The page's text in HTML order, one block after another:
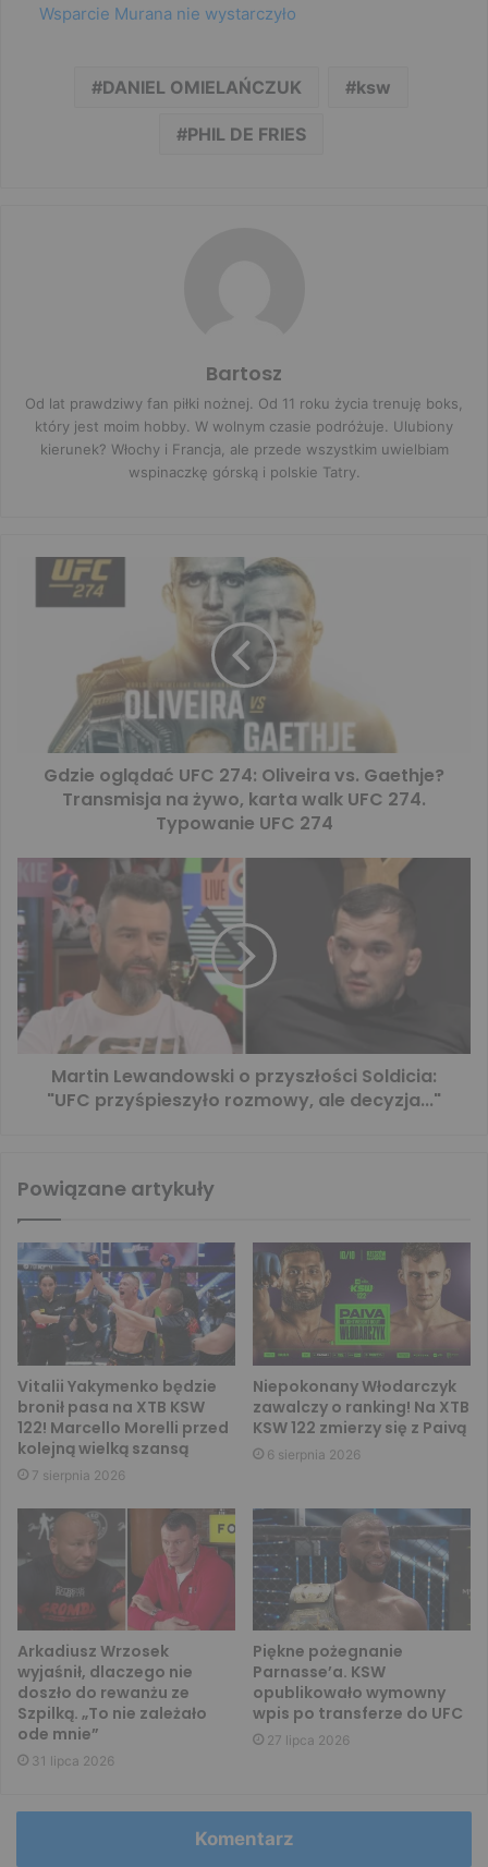
Wsparcie Murana nie wystarczyło
DANIEL OMIELAŃCZUK ksw
PHIL DE FRIES
Bartosz
Od lat prawdziwy fan piłki nożnej. Od 11 roku życia trenuję boks,
który jest moim hobby. W wolnym czasie podróżuje. Ulubiony
kierunek? Włochy i Francja, ale przede wszystkim uwielbiam
wspinaczkę górską i polskie Tatry.
Gdzie oglądać UFC 274: Oliveira vs. Gaethje?
Transmisja na żywo, karta walk UFC 274.
Typowanie UFC 274
Martin Lewandowski o przyszłości Soldicia:
"UFC przyśpieszyło rozmowy, ale decyzja..."
Powiązane artykuły
Vitalii Yakymenko będzie
bronił pasa na XTB KSW
122! Marcello Morelli przed
kolejną wielką szansą
7 sierpnia 2026
Niepokonany Włodarczyk
zawalczy o ranking! Na XTB
KSW 122 zmierzy się z Paivą
6 sierpnia 2026
Arkadiusz Wrzosek
wyjaśnił, dlaczego nie
doszło do rewanżu ze
Szpilką. „To nie zależało
ode mnie”
31 lipca 2026
Piękne pożegnanie
Parnasse’a. KSW
opublikowało wymowny
wpis po transferze do UFC
27 lipca 2026
Komentarz